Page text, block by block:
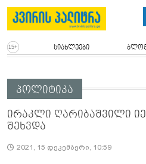
სიახლეები
პოლიტიკა
ირაკლი ღარიბაშვილი
შეხვდა
2021, 15 დეკემბერი, 10:59